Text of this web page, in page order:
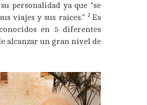
personalidad ya que “se
viajes y sus raíces.” 1Es
en 5 diferentes
alcanzar un gran nivel de